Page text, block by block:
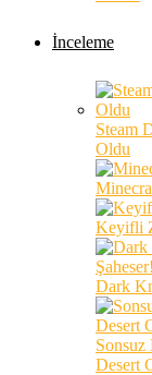
İnceleme
Steam
Oldu
Keyifli
Dark
Sonsuz
Desert